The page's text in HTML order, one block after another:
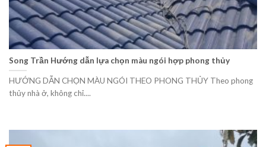
Song Trần Hướng dẫn lựa chọn màu ngói hợp phong thủy
HƯỚNG DẪN CHỌN MÀU NGÓI THEO PHONG THỦY Theo phong
thủy nhà ở, không chỉ....